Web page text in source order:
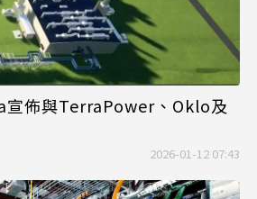
宣佈與TerraPower、Oklo及
2026-01-12 07:43